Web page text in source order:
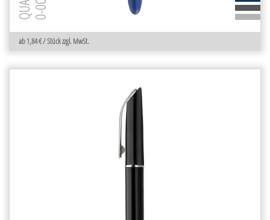
ab 1,84 € / Stück zzgl. MwSt.